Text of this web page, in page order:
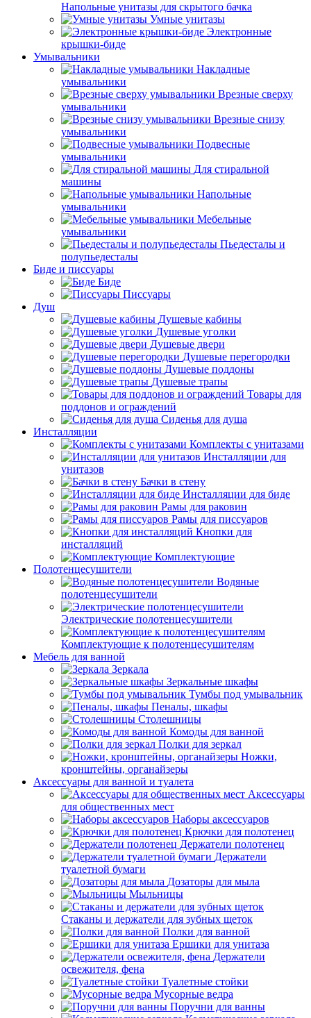
Напольные унитазы для скрытого бачка
Умные унитазы
Электронные
крышки-биде
Умывальники
Накладные
умывальники
Врезные сверху
умывальники
Врезные снизу
умывальники
Подвесные
умывальники
Для стиральной
машины
Напольные
умывальники
Мебельные
умывальники
Пьедесталы и
полупьедесталы
Биде и писсуары
Биде
Писсуары
Душ
Душевые кабины
Душевые уголки
Душевые двери
Душевые перегородки
Душевые поддоны
Душевые трапы
Товары для
поддонов и ограждений
Сиденья для душа
Инсталляции
Комплекты с унитазами
Инсталляции для
унитазов
Бачки в стену
Инсталляции для биде
Рамы для раковин
Рамы для писсуаров
Кнопки для
инсталляций
Комплектующие
Полотенцесушители
Водяные
полотенцесушители
Электрические полотенцесушители
Комплектующие к полотенцесушителям
Мебель для ванной
Зеркала
Зеркальные шкафы
Тумбы под умывальник
Пеналы, шкафы
Столешницы
Комоды для ванной
Полки для зеркал
Ножки,
кронштейны, органайзеры
Аксессуары для ванной и туалета
Аксессуары
для общественных мест
Наборы аксессуаров
Крючки для полотенец
Держатели полотенец
Держатели
туалетной бумаги
Дозаторы для мыла
Мыльницы
Стаканы и держатели для зубных щеток
Полки для ванной
Ершики для унитаза
Держатели
освежителя, фена
Туалетные стойки
Мусорные ведра
Поручни для ванны